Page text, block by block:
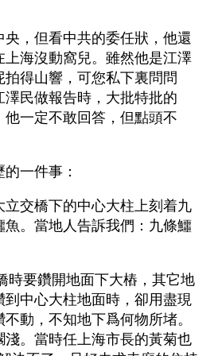
，但看中共的委任狀，他還
上海沒動窩兒。雖然他是江澤
拍得山響，可您私下裏問問
民做報告時，大批特批的
他一定不敢回答，但點頭不
一件事：
交橋下的中心大柱上刻着九
。當地人告訴我們：九條鱷
時要鑽開地面下大樁，其它地
到中心大柱地面時，卻用盡現
動，不知地下爲何物所堵。
淺。當時任上海市長的黃菊也